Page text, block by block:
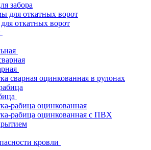
забора
откатных ворот
сварная оцинкованная в рулонах
рабица оцинкованная
рабица оцинкованная с ПВХ
кровли